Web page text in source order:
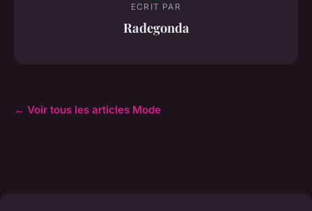
ECRIT PAR
Radegonda
← Voir tous les articles Mode